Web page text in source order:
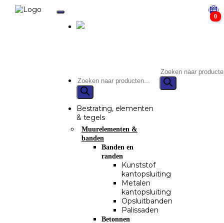
Bestrating, elementen
& tegels
Muurelementen &
banden
Banden en
randen
Kunststof
kantopsluiting
Metalen
kantopsluiting
Opsluitbanden
Palissaden
Betonnen
0